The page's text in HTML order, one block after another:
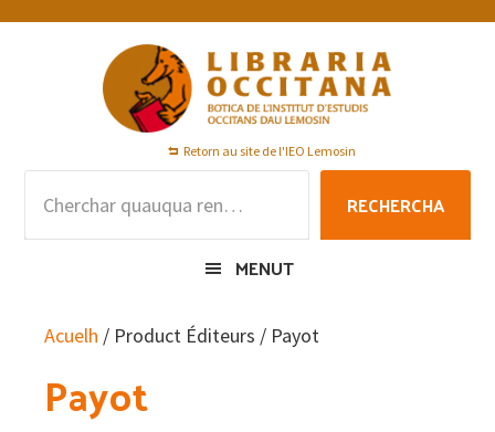
Skip
Skip
Skip
Retorn au site de l'IEO Lemosin
RECHERCHA
MENUT
Acuelh / Product Éditeurs / Payot
Payot